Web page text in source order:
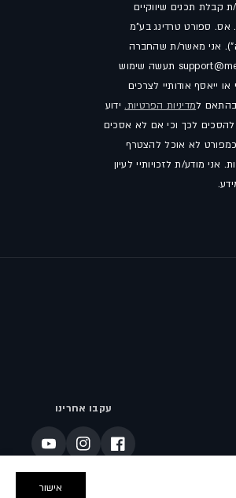
קבלת תכנים שיווקיים
אס. ספורט טרדינג בע"מ
אני מאשר/ת שהחברה
support@megasport.co.il תעשה שימוש
ייאסף אודותיי לצרכים
בהתאם למדיניות הפרטיות.ידוע
להסכים לכך וכי אם לא אסכים
כמפורט לא אוכל להצטרף
אני מודע/ת לזכויותיי לעיון
עקבו אחרינו
פייסבוקאינסטגרם
יוטיוב
אישור